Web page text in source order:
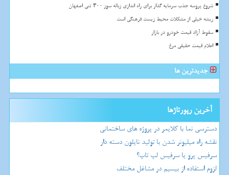
شروع پروسه جذب سرمایه گذار برای راه اندازی زباله سوز ۳۰۰ تنی اصفهان
ریشه خیلی از مشکلات محیط زیست فرهنگی است
سقوط آزاد قیمت خودرو در بازار
اعلام قیمت حقیقی مرغ
جدیدترین ها
آخرین رپورتاژها
دسترسی نما با کلایمر در پروژه های ساختمانی
نقشه راه میلیونر شدن با تولید نایلون دسته دار
سرفیس پرو یا سرفیس لپ تاپ؟
لزوم استفاده از بیسیم در مشاغل مختلف